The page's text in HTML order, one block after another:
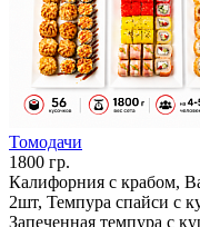
Томодачи
1800 гр.
Калифорния с крабом,
2шт, Темпура спайси с
Запеченная темпура с